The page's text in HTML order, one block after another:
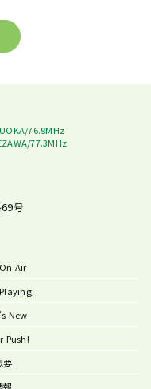
76.9MHz
77.3MHz
号
Air
New
Push!
要